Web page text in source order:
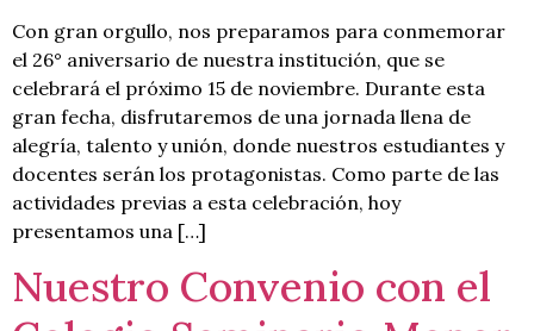
Con gran orgullo, nos preparamos para conmemorar
el 26° aniversario de nuestra institución, que se
celebrará el próximo 15 de noviembre. Durante esta
gran fecha, disfrutaremos de una jornada llena de
alegría, talento y unión, donde nuestros estudiantes y
docentes serán los protagonistas. Como parte de las
actividades previas a esta celebración, hoy
presentamos una […]
Nuestro Convenio con el